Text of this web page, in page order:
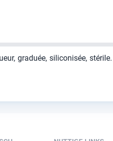
graduée, siliconisée, stérile.